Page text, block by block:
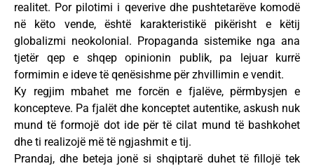
realitet. Por pilotimi i qeverive dhe pushtetarëve komodë
në këto vende, është karakteristikë pikërisht e këtij
globalizmi neokolonial. Propaganda sistemike nga ana
tjetër qep e shqep opinionin publik, pa lejuar kurrë
formimin e ideve të qenësishme për zhvillimin e vendit.
Ky regjim mbahet me forcën e fjalëve, përmbysjen e
koncepteve. Pa fjalët dhe konceptet autentike, askush nuk
mund të formojë dot ide për të cilat mund të bashkohet
dhe ti realizojë më të ngjashmit e tij.
Prandaj, dhe beteja jonë si shqiptarë duhet të fillojë tek